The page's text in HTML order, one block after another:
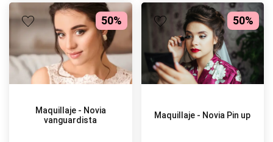
50%
Maquillaje - Novia
vanguardista
50%
Maquillaje - Novia Pin up